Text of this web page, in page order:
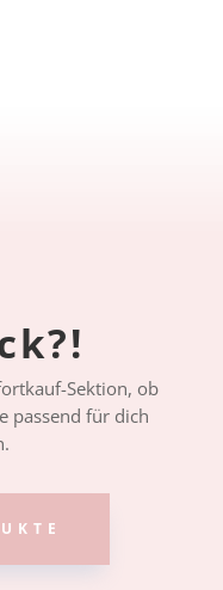
Sektion, ob
passend für dich